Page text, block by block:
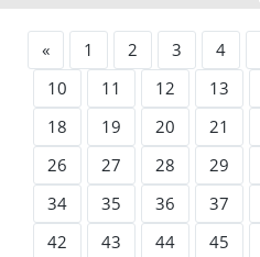
« 1 2 3 4
10
11 12 13
18
19 20 21
26
27 28 29
34
35 36 37
42
43 44 45